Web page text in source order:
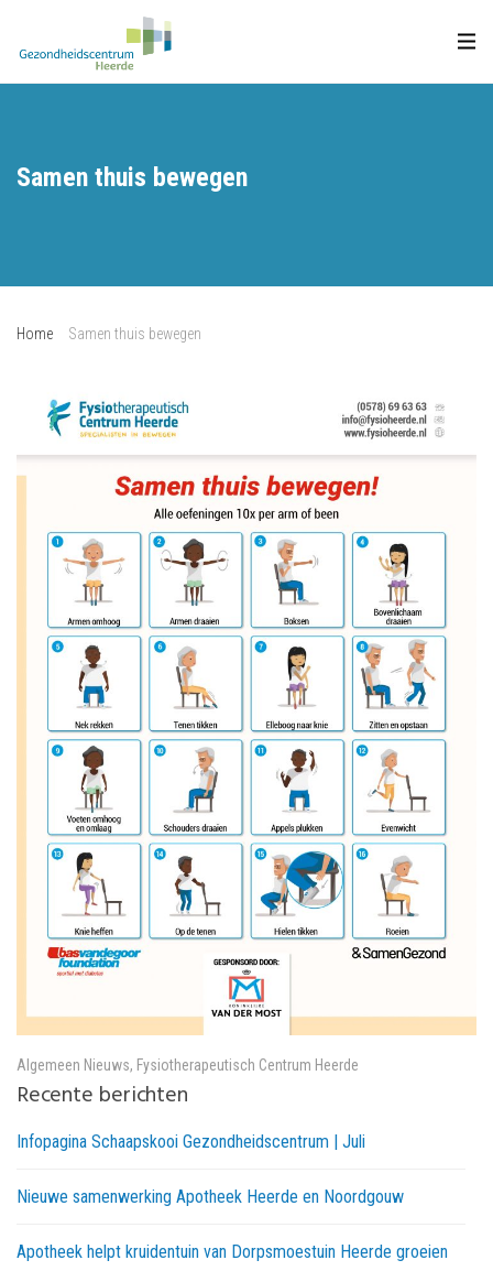
Samen thuis bewegen
Home Samen thuis bewegen
Algemeen Nieuws, Fysiotherapeutisch Centrum Heerde
Recente berichten
Infopagina Schaapskooi Gezondheidscentrum | Juli
Nieuwe samenwerking Apotheek Heerde en Noordgouw
Apotheek helpt kruidentuin van Dorpsmoestuin Heerde groeien